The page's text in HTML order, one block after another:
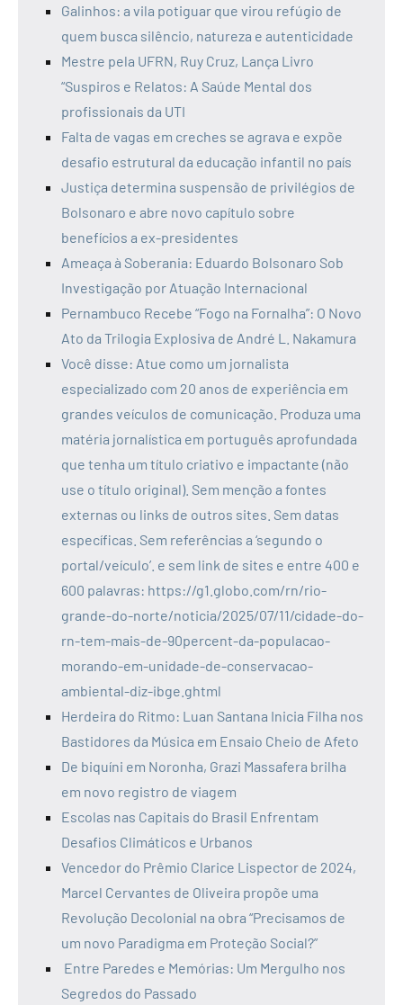
Galinhos: a vila potiguar que virou refúgio de
quem busca silêncio, natureza e autenticidade
Mestre pela UFRN, Ruy Cruz, Lança Livro
“Suspiros e Relatos: A Saúde Mental dos
profissionais da UTI
Falta de vagas em creches se agrava e expõe
desafio estrutural da educação infantil no país
Justiça determina suspensão de privilégios de
Bolsonaro e abre novo capítulo sobre
benefícios a ex-presidentes
Ameaça à Soberania: Eduardo Bolsonaro Sob
Investigação por Atuação Internacional
Pernambuco Recebe “Fogo na Fornalha”: O Novo
Ato da Trilogia Explosiva de André L. Nakamura
Você disse: Atue como um jornalista
especializado com 20 anos de experiência em
grandes veículos de comunicação. Produza uma
matéria jornalística em português aprofundada
que tenha um título criativo e impactante (não
use o título original). Sem menção a fontes
externas ou links de outros sites. Sem datas
específicas. Sem referências a ‘segundo o
portal/veículo’. e sem link de sites e entre 400 e
600 palavras: https://g1.globo.com/rn/rio-
grande-do-norte/noticia/2025/07/11/cidade-do-
rn-tem-mais-de-90percent-da-populacao-
morando-em-unidade-de-conservacao-
ambiental-diz-ibge.ghtml
Herdeira do Ritmo: Luan Santana Inicia Filha nos
Bastidores da Música em Ensaio Cheio de Afeto
De biquíni em Noronha, Grazi Massafera brilha
em novo registro de viagem
Escolas nas Capitais do Brasil Enfrentam
Desafios Climáticos e Urbanos
Vencedor do Prêmio Clarice Lispector de 2024,
Marcel Cervantes de Oliveira propõe uma
Revolução Decolonial na obra “Precisamos de
um novo Paradigma em Proteção Social?”
Entre Paredes e Memórias: Um Mergulho nos
Segredos do Passado